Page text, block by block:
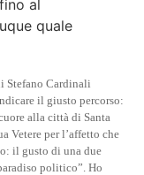
al
quale
Stefano Cardinali
il giusto percorso:
alla città di Santa
Vetere per l’affetto che
il gusto di una due
politico”. Ho